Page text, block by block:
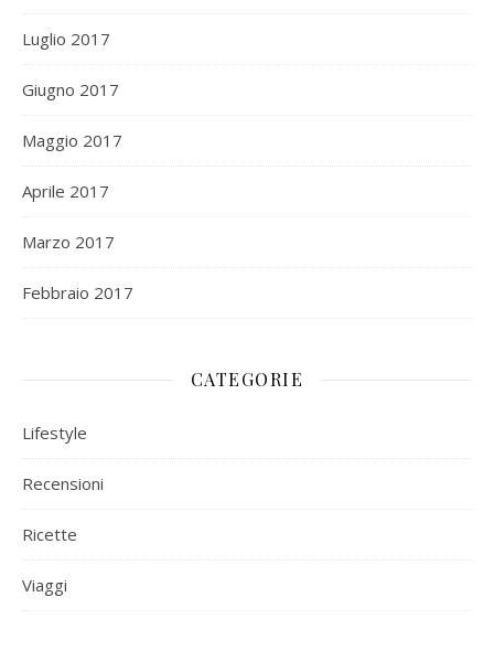
Luglio 2017
Giugno 2017
Maggio 2017
Aprile 2017
Marzo 2017
Febbraio 2017
CATEGORIE
Lifestyle
Recensioni
Ricette
Viaggi